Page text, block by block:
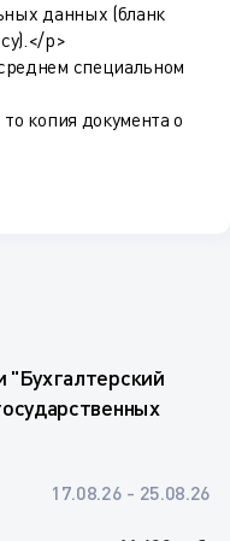
данных (бланк
p>
специальном
копия документа о
"Бухгалтерский
17.08.26 - 25.08.26